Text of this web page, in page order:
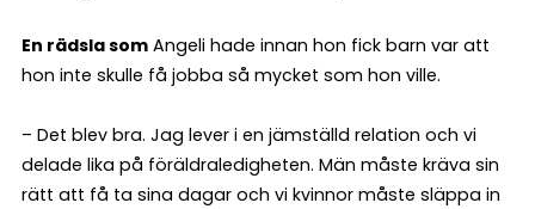
En rädsla som Angeli hade innan hon fick barn var att
hon inte skulle få jobba så mycket som hon ville.
– Det blev bra. Jag lever i en jämställd relation och vi
delade lika på föräldraledigheten. Män måste kräva sin
rätt att få ta sina dagar och vi kvinnor måste släppa in